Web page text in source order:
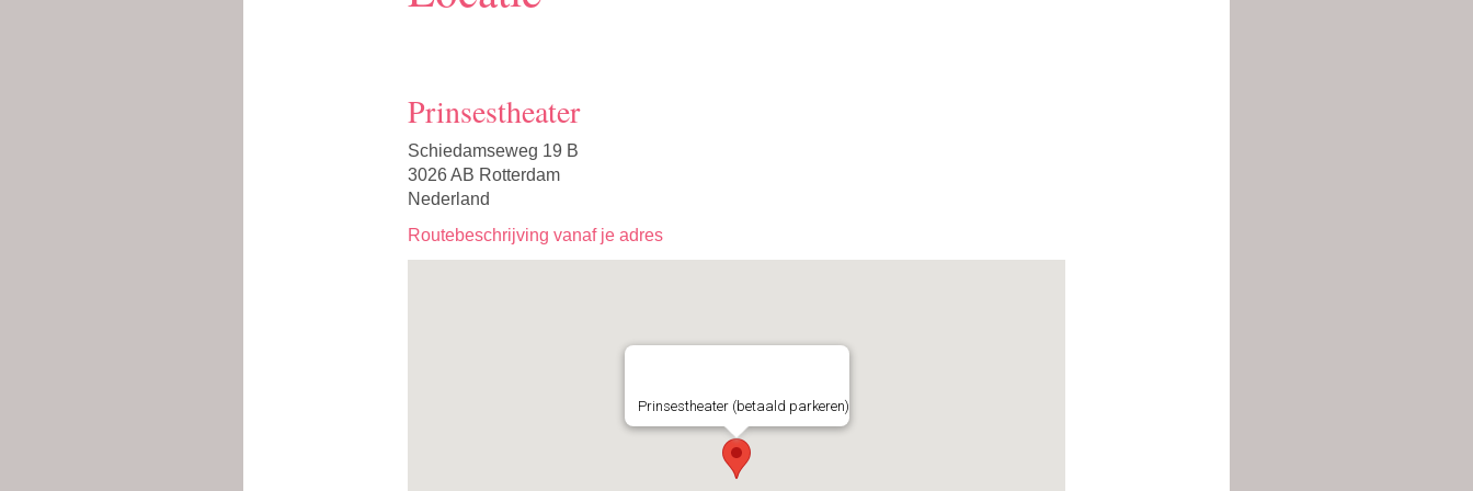
Prinsestheater
Schiedamseweg 19 B
3026 AB Rotterdam
Nederland
Routebeschrijving vanaf je adres
Prinsestheater (betaald parkeren)